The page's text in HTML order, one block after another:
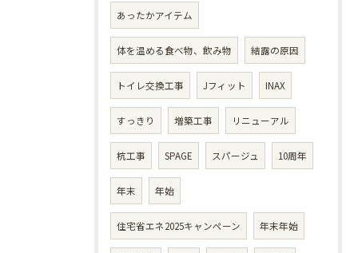
あったかアイテム
体を温める食べ物、飲み物 結露の原因
トイレ交換工事 Jフィット INAX
すっきり 増築工事 リニューアル
杭工事 SPAGE スパージュ 10周年
年末 年始
住宅省エネ2025キャンペーン 年末年始